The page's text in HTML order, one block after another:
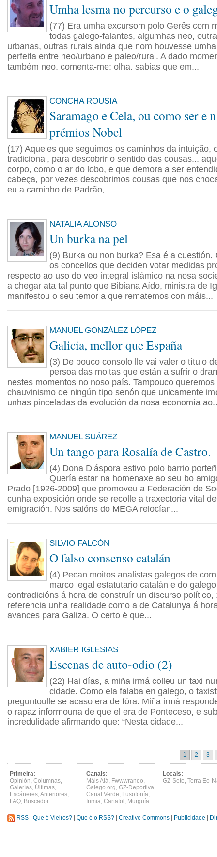
Umha lesma no percurso e o
(77) Era umha excursom polo Gerês com
todas galego-falantes, algumhas neo,
urbanas, outras rurais ainda que nom houvesse
perfeita entre neo/urbano e paleo/rural. A dado
também neo, comenta-me: olha, sabias que em...
CONCHA ROUSIA
Saramago e Cela, ou como ser e
prémios Nobel
(17) Aqueles que seguimos os caminhos da intuição,
tradicional, para descobrir o sentido das cousas...
corpo, como o ar do lobo, e que demora a ser
cabeça, por vezes descobrimos cousas que nos
eu a caminho de Padrão,...
NATALIA ALONSO
Un burka na pel
(9) Burka ou non burka? Esa é a cuestión.
os concellos que deciden votar medidas
respecto ao uso do veo integral islámico na nosa
a chegar ata tal punto que Bibiana Aído, ministra de
manifestou o seu temor a que rematemos con máis...
MANUEL GONZÁLEZ LÓPEZ
Galicia, mellor que España
(3) De pouco consolo lle vai valer o título
persoa das moitas que están a sufrir o
nestes momentos no noso país. Tampouco
chauvinismo de ningún tipo senón que unicamente
unhas pinceladas da evolución da nosa economía
MANUEL SUÁREZ
Un tango para Rosalía de Castro.
(4) Dona Diáspora estivo polo barrio
Quería estar na homenaxe ao seu bo
Prado [1926-2009] que promoveu a Federación de
cunha exposición onde se recolle a traxectoria vital
emigración. Nos salóns do MEGA relocían...
SILVIO FALCÓN
O falso consenso catalán
(4) Pecan moitos analistas galegos de
marco legal estatutario catalán e do
contradicións á hora de construír un discurso político,
referencia unha realidade como a de Catalunya á
avances para Galiza. O certo é que...
XABIER IGLESIAS
Escenas de auto-odio (2)
(22) Hai días, a miña irmá colleu un taxi
cidade. Como ela falaba en galego, o
preguntoulle se acaso era de fóra. Miña irmá
o rapaz informouna de que el era de Ponteceso, e
incredulidade afirmando que: “Nesta cidade...
1 2 3
Primeira:
Opinión, Columnas,
Galerías, Últimas,
Escáneres,Anteriores,
FAQ, Buscador
Canais:
Máis Alá, Fwwwrando,
Galego.org, GZ-Deportiva,
Canal Verde, Lusofonía,
Irimia, Cartafol , Murguía
Locais:
GZ-Sete, Terra Eo-
RSS Que é Vieiros? Que é o RSS? Creative Commons Publicidade